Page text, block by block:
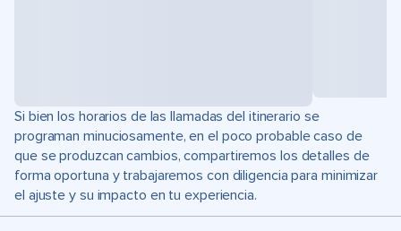
Si bien los horarios de las llamadas del itinerario se
programan minuciosamente, en el poco probable caso de
que se produzcan cambios, compartiremos los detalles de
forma oportuna y trabajaremos con diligencia para minimizar
el ajuste y su impacto en tu experiencia.